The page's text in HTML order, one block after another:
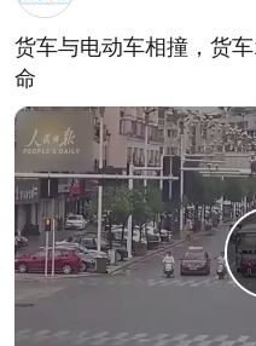
货车与电动车相撞，货
命